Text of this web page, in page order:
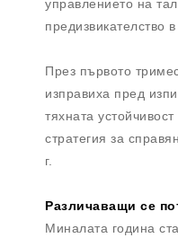
управлението на
предизвикателство
През първото
изправиха пред
тяхната
стратегия за
г.
Различаващи се
Миналата година